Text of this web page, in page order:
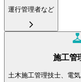
運行管理者など
施工管
土木施工管理技士、電